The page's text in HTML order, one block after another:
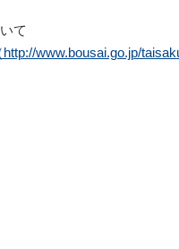
て
www.bousai.go.jp/